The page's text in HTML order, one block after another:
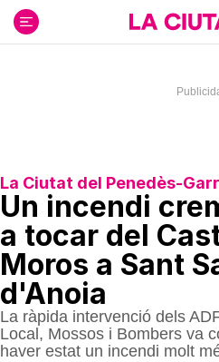
contenido
La Ciutat del Penedès-
Un incendi
a tocar del
Moros a Sant
d'Anoia
La ràpida intervenció dels
Local, Mossos i Bombers va
haver estat un incendi molt